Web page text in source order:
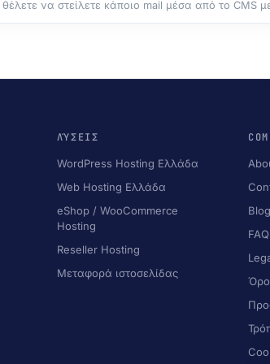
να στείλετε κάποιο mail μέσα από το CMS
ΛΎΣΕΙΣ
WordPress Hosting Ελλάδα
Web Hosting Ελλάδα
eShop / WooCommerce
Hosting
Reseller Hosting
Μεταφορά ιστοσελίδας
Blog
FAQ